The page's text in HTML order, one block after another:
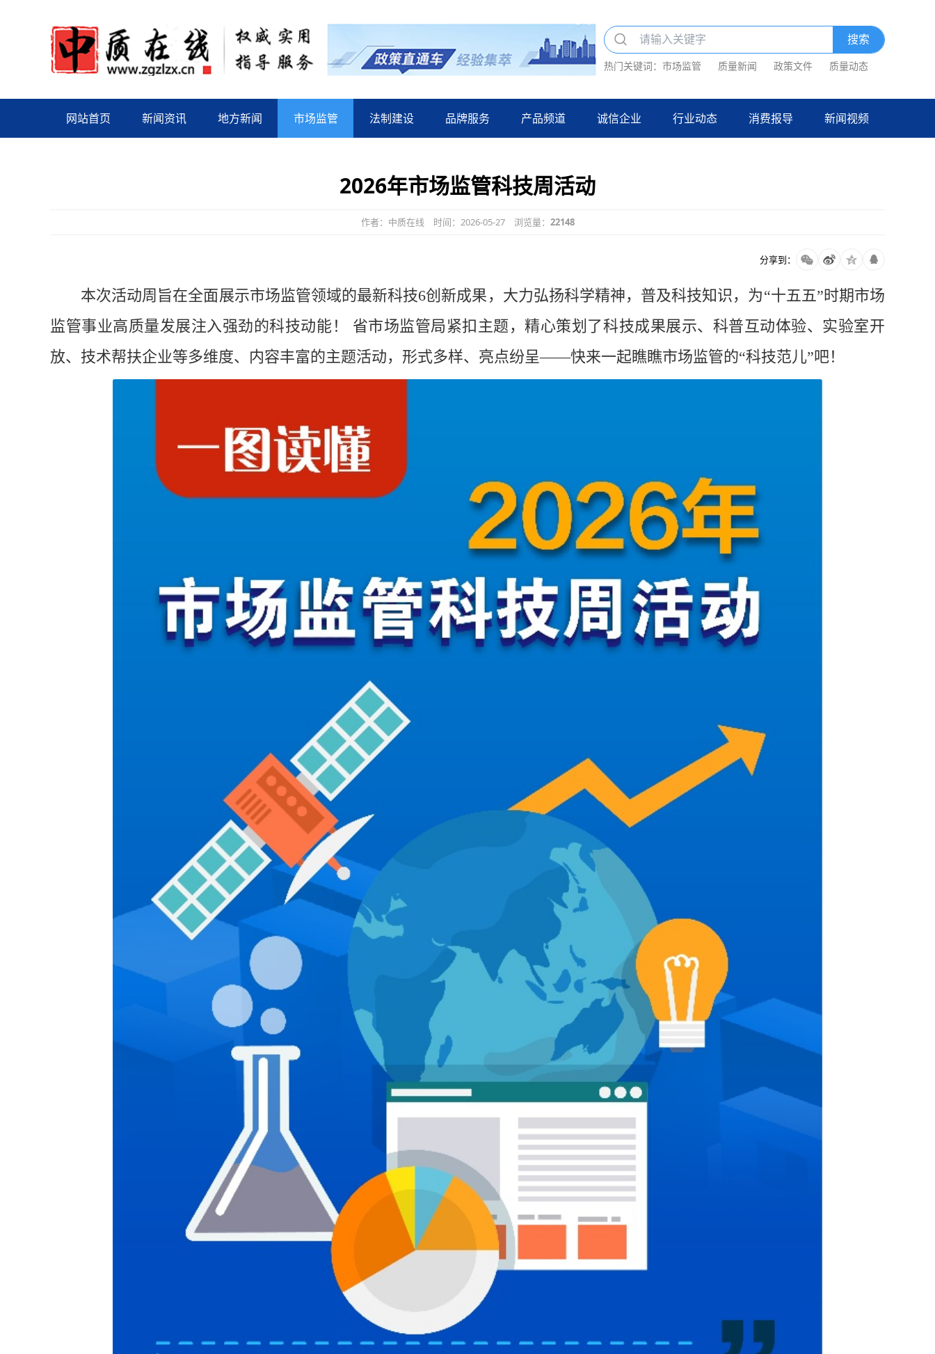
热门关键词： 市场监管 质量新闻 政策文件 质量动态
网站首页 新闻资讯 地方新闻 市场监管 法制建设 品牌服务 产品频道 诚信企业 行业动态 消费报导 新闻视频
2026年市场监管科技周活动
作者：中质在线 时间：2026-05-27 浏览量： 22148
分享到：
本次活动周旨在全面展示市场监管领域的最新科技6创新成果，大力弘扬科学精神，普及科技知识，为“十五五”时期市场
监管事业高质量发展注入强劲的科技动能！ 省市场监管局紧扣主题，精心策划了科技成果展示、科普互动体验、实验室开
放、技术帮扶企业等多维度、内容丰富的主题活动，形式多样、亮点纷呈——快来一起瞧瞧市场监管的“科技范儿”吧！